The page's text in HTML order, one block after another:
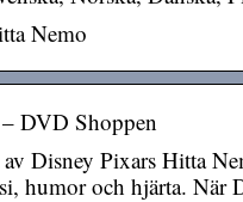
Nemo
DVD Shoppen
Disney Pixars Hitta
humor och hjärta. När